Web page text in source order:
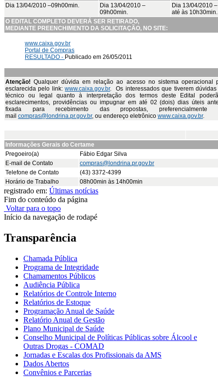
Dia 13/04/2010 –09h00min.
Dia 13/04/2010 –
09h00min.
Dia 13/04/2010
até às 10h30min.
O EDITAL COMPLETO DEVERÁ SER RETIRADO,
MEDIANTE PREENCHIMENTO DA SOLICITAÇÃO, NO SITE:
www.caixa.gov.br
Portal de Compras
RESULTADO - Publicado em 26/05/2011
Atenção! Qualquer dúvida em relação ao acesso no sistema operacional
esclarecida pelo link:www.caixa.gov.br. Os interessados que tiverem dúvidas
técnico ou legal quanto à interpretação dos termos deste Edital
esclarecimentos, providências ou impugnar em até 02 (dois) dias úteis
fixada para recebimento das propostas,
mail compras@londrina.pr.gov.br, ou endereço eletrônico www.caixa.gov.br.
Informações Gerais do Certame
Pregoeiro(a)
Fábio Edgar Silva
E-mail de Contato
compras@londrina.pr.gov.br
Telefone de Contato
(43) 3372-4399
Horário de Trabalho
08h00min às 14h00min
registrado em: Últimas notícias
Fim do conteúdo da página
Voltar para o topo
Início da navegação de rodapé
Transparência
Chamada Pública
Programa de Integridade
Chamamentos Públicos
Audiência Pública
Relatórios de Controle Interno
Relatórios de Estoque
Programação Anual de Saúde
Relatório Anual de Gestão
Plano Municipal de Saúde
Conselho Municipal de Políticas Públicas sobre Álcool e
Outras Drogas - COMAD
Jornadas e Escalas dos Profissionais da AMS
Dados Abertos
Convênios e Parcerias